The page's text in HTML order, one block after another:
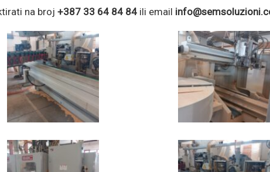
na broj +387 33 64 84 84 ili email